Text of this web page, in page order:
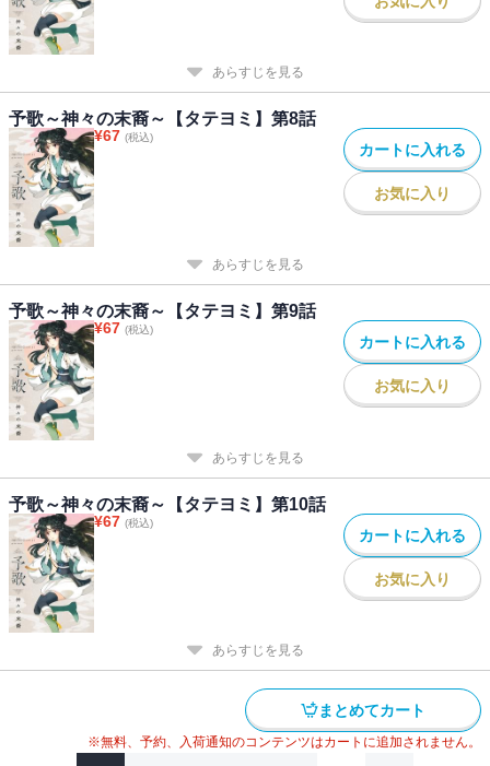
あらすじを見る
予歌～神々の末裔～【タテヨミ】第8話
¥67 (税込)
カートに入れる
お気に入り
あらすじを見る
予歌～神々の末裔～【タテヨミ】第9話
¥67 (税込)
カートに入れる
お気に入り
あらすじを見る
予歌～神々の末裔～【タテヨミ】第10話
¥67 (税込)
カートに入れる
お気に入り
あらすじを見る
まとめてカート
※無料、予約、入荷通知のコンテンツはカートに追加されません。